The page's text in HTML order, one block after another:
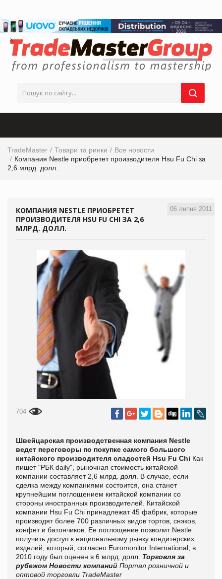
TradeMaster Товари та ринки
Все новости
Компания Nestle приобретет производителя Hsu Fu Chi за
2,6 млрд. долл.
06 липня 2011
КОМПАНИЯ NESTLE ПРИОБРЕТЕТ
ПРОИЗВОДИТЕЛЯ HSU FU CHI ЗА 2,6
МЛРД. ДОЛЛ.
704
Швейцарская производственная компания Nestle
ведет переговоры по покупке самого большого
китайского производителя сладостей Hsu Fu Chi Как
пишет "РБК daily", рыночная стоимость китайской
компании составляет 2,6 млрд. долл. В случае, если
сделка между компаниями состоится, она станет
крупнейшим поглощением китайской компании со
стороны иностранных производителей. Китайской
компании Hsu Fu Chi принадлежат 45 фабрик, которые
производят более 700 различных видов тортов, снэков,
конфет и батончиков. Ее поглощение позволит Nestle
получить доступ к национальному рынку кондитерских
изделий, который, согласно Euromonitor International, в
2010 году был оценен в 6 млрд. долл. Торговля за
рубежом Новости компаний Портал розничной и
оптовой торговли TradeMaster